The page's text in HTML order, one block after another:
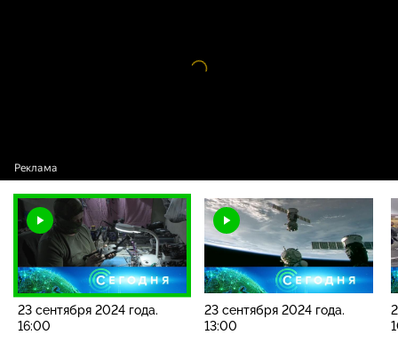
Видео
23 сентября 2024 года.
16:00
23 сентября 2024 года.
13:00